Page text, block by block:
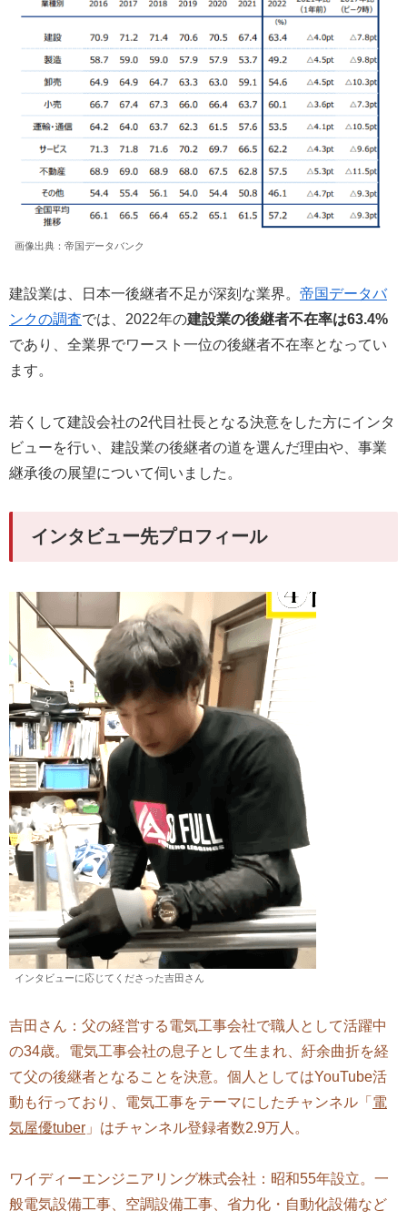
画像出典：帝国データバンク
建設業は、日本一後継者不足が深刻な業界。 帝国データバ
ンクの調査では、2022年の建設業の後継者不在率は63.4%
であり、全業界でワースト一位の後継者不在率となってい
ます。
若くして建設会社の2代目社長となる決意をした方にインタ
ビューを行い、建設業の後継者の道を選んだ理由や、事業
継承後の展望について伺いました。
インタビュー先プロフィール
インタビューに応じてくださった吉田さん
吉田さん：父の経営する電気工事会社で職人として活躍中
の34歳。電気工事会社の息子として生まれ、紆余曲折を経
て父の後継者となることを決意。個人としてはYouTube活
動も行っており、電気工事をテーマにしたチャンネル「 電
気屋優tuber 」はチャンネル登録者数2.9万人。
ワイディーエンジニアリング株式会社：昭和55年設立。一
般電気設備工事、空調設備工事、省力化・自動化設備など